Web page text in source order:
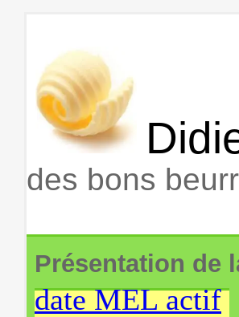
des bons
Présentation de
date MEL actif